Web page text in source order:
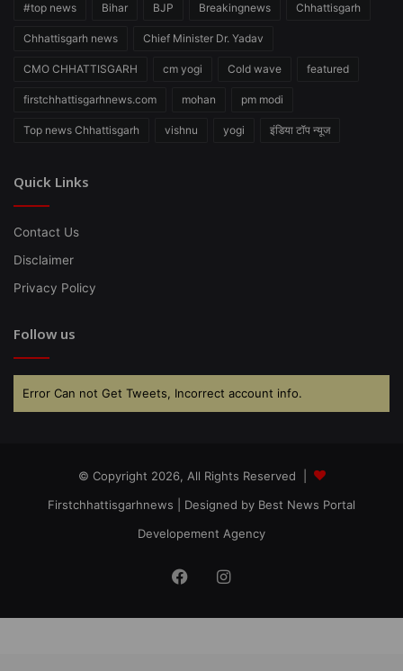
#top news Bihar BJP Breakingnews Chhattisgarh
Chhattisgarh news Chief Minister Dr. Yadav
CMO CHHATTISGARH cm yogi Cold wave featured
firstchhattisgarhnews.com mohan pm modi
Top news Chhattisgarh vishnu yogi इंडिया टॉप न्यूज
Quick Links
Contact Us
Disclaimer
Privacy Policy
Follow us
Error Can not Get Tweets, Incorrect account info.
© Copyright 2026, All Rights Reserved |
Firstchhattisgarhnews | Designed by Best News Portal
Developement Agency
FacebookInstagram